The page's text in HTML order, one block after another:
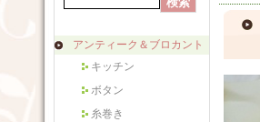
アンティーク＆ブロカント
キッチン
ボタン
糸巻き